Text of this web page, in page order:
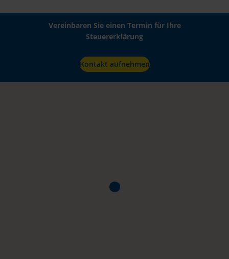
Vereinbaren Sie einen Termin für Ihre
Steuererklärung
Kontakt aufnehmen